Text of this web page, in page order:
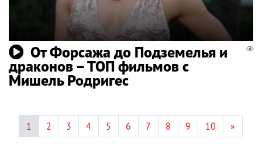
От Форсажа до Подземелья и
драконов – ТОП фильмов с
Мишель Родригес
1 2 3 4 5 6 7 8 9 10 »